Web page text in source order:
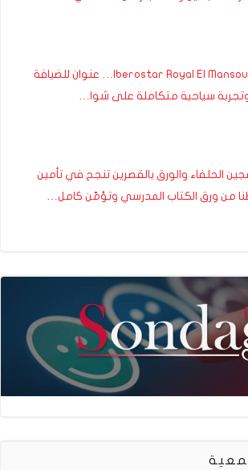
فندق Iberostar Royal El Mansour… عنوان للضيافة
وتجربة سياحية متكاملة على شوا…
الحلفاء والورق بالقصرين تنجح في تأمين